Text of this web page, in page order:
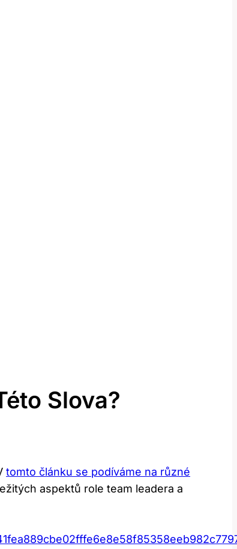
Slova?
tomto článku se podíváme na různé
aspektů ⁤role team leadera a